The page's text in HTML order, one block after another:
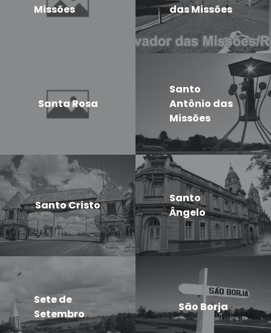
Missões
das Missões
Santa Rosa
Santo
Antônio das
Missões
Santo Cristo
Santo
Ângelo
Sete de
Setembro
São Borja